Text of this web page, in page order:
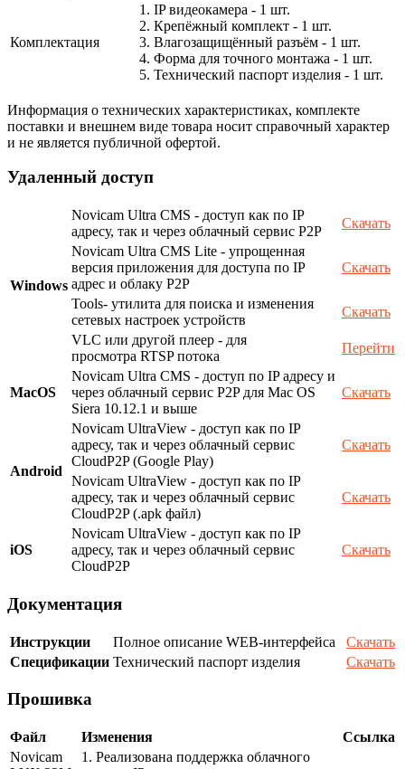
Комплектация
1. IP видеокамера - 1 шт.
2. Крепёжный комплект - 1 шт.
3. Влагозащищённый разъём - 1 шт.
4. Форма для точного монтажа - 1 шт.
5. Технический паспорт изделия - 1 шт.
Информация о технических характеристиках, комплекте
поставки и внешнем виде товара носит справочный характер
и не является публичной офертой.
Удаленный доступ
Windows
Novicam Ultra CMS - доступ как по IP
адресу, так и через облачный сервис P2P
Скачать
Novicam Ultra CMS Lite - упрощенная
версия приложения для доступа по IP
адрес и облаку P2P
Скачать
Tools- утилита для поиска и изменения
сетевых настроек устройств
Скачать
VLC или другой плеер - для
просмотра RTSP потока
Перейти
MacOS
Novicam Ultra CMS - доступ по IP адресу и
через облачный сервис P2P для Mac OS
Siera 10.12.1 и выше
Скачать
Android
Novicam UltraView - доступ как по IP
адресу, так и через облачный сервис
CloudP2P (Google Play)
Скачать
Novicam UltraView - доступ как по IP
адресу, так и через облачный сервис
CloudP2P (.apk файл)
Скачать
iOS
Novicam UltraView - доступ как по IP
адресу, так и через облачный сервис
CloudP2P
Скачать
Документация
Инструкции Полное описание WEB-интерфейса
Скачать
Спецификации Технический паспорт изделия Скачать
Прошивка
Файл Изменения
Ссылка
Novicam
1. Реализована поддержка облачного